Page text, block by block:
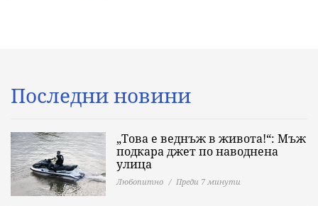
Последни новини
„Това е веднъж в живота!“: Мъж
подкара джет по наводнена
улица
Любопитно Преди 7 минути